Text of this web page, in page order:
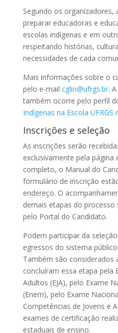
Segundo os organizadores,
preparar educadoras e
escolas indígenas e em
respeitando histórias,
necessidades de cada
Mais informações sobre o
pelo e-mail cglin@ufrgs.br.
também ocorre pelo perfil
Indígenas na Escola UFRGS
Inscrições e seleção
As inscrições serão
exclusivamente pela página
completo, o Manual do
formulário de inscrição
endereço. O
demais etapas do
pelo Portal do Candidato.
Podem participar da
egressos do sistema
Também são considerados
concluíram essa etapa pela
Adultos (EJA), pelo Exame
(Enem), pelo Exame
Competências de Jovens e
exames de certificação
estaduais de ensino.